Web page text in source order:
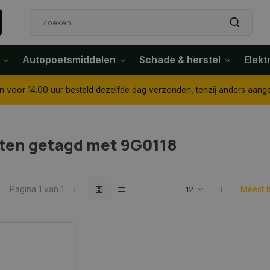
Autopoetsmiddelen Schade & herstel
uur besteld dezelfde dag verzonden, tenzij anders aangegeven
getagd met 9G0118
Pagina 1 van 1 Meest